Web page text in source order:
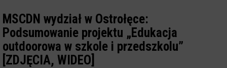
MSCDN wydział w Ostrołęce:
Podsumowanie projektu „Edukacja
outdoorowa w szkole i przedszkolu”
[ZDJĘCIA, WIDEO]